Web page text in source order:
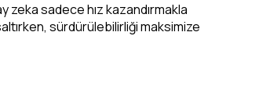
zeka sadece hız kazandırmakla
sürdürülebilirliği maksimize